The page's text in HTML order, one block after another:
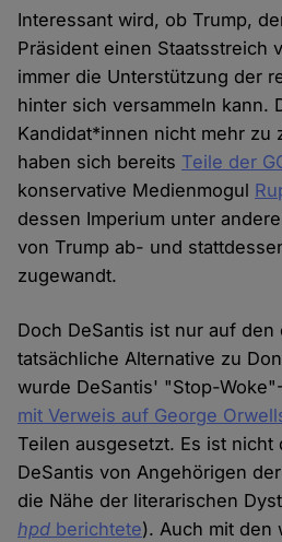
Interessant wird, ob Trump,
Präsident einen Staatsstreich
immer die Unterstützung der
hinter sich versammeln kann.
Kandidat*innen nicht mehr zu
haben sich bereits Teile der
konservative Medienmogul
dessen Imperium unter
von Trump ab- und
zugewandt.
Doch DeSantis ist nur auf den
tatsächliche Alternative zu
wurde DeSantis' "Stop-
mit Verweis auf George
Teilen ausgesetzt. Es ist nicht
DeSantis von Angehörigen
die Nähe der literarischen
hpd berichtete). Auch mit den